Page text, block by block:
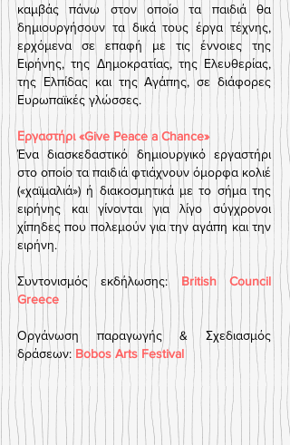
καμβάς πάνω στον οποίο τα παιδιά θα
δημιουργήσουν τα δικά τους έργα τέχνης,
ερχόμενα σε επαφή με τις έννοιες της
Ειρήνης, της Δημοκρατίας, της Ελευθερίας,
της Ελπίδας και της Αγάπης, σε διάφορες
Ευρωπαϊκές γλώσσες.
Εργαστήρι «Give Peace a Chance»
Ένα διασκεδαστικό δημιουργικό εργαστήρι
στο οποίο τα παιδιά φτιάχνουν όμορφα κολιέ
(«χαϊμαλιά») ή διακοσμητικά με το σήμα της
ειρήνης και γίνονται για λίγο σύγχρονοι
χίπηδες που πολεμούν για την αγάπη και την
ειρήνη.
Συντονισμός εκδήλωσης: British Council
Greece
Οργάνωση παραγωγής & Σχεδιασμός
δράσεων: Bobos Arts Festival